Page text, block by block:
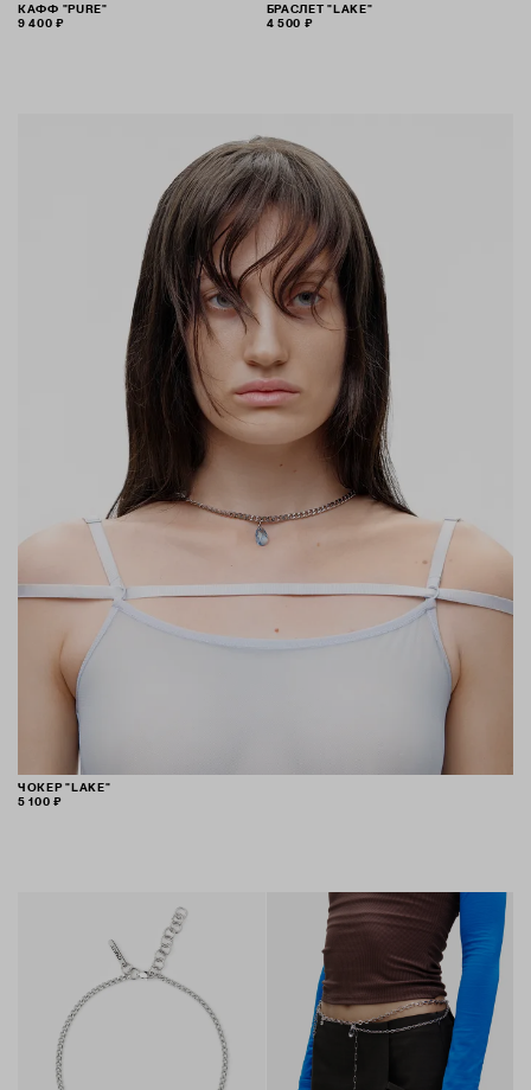
КАФФ "PURE"
9 400 ₽
БРАСЛЕТ "LAKE"
4 500 ₽
ЧОКЕР "LAKE"
5 100 ₽